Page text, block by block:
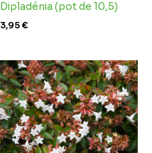
Dipladénia (pot de 10,5)
3,95€
Plage
de
prix :
7,95 €
à
20,95 €